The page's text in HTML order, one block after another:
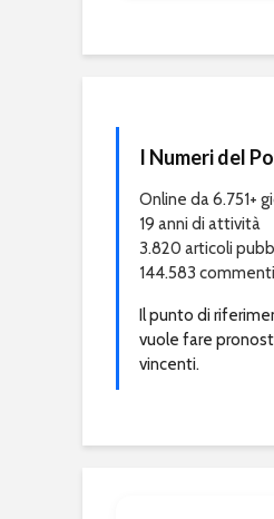
I Numeri del
Online da 6.751+
19 anni di attività
3.820 articoli
144.583 commenti
Il punto di
vuole fare
vincenti.